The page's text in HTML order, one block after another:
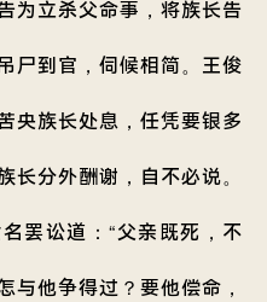
为立杀父命事，将族长告
尸到官，伺候相简。王俊
央族长处息，任凭要银多
分外酬谢，自不必说。
罢讼道：“父亲既死，不
与他争得过？要他偿命，